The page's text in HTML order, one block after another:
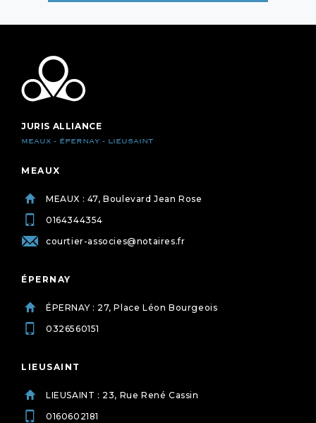
JURIS ALLIANCE
MEAUX - ÉPERNAY - LIEUSAINT
MEAUX
MEAUX : 47, Boulevard Jean Rose
0164344354
courtier-associes@notaires.fr
ÉPERNAY
ÉPERNAY : 27, Place Léon Bourgeois
0326560151
LIEUSAINT
LIEUSAINT : 23, Rue René Cassin
0160602181